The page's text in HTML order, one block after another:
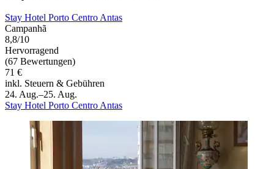
Stay Hotel Porto Centro Antas
Campanhã
8,8/10
Hervorragend
(67 Bewertungen)
71 €
inkl. Steuern & Gebühren
24. Aug.–25. Aug.
Stay Hotel Porto Centro Antas